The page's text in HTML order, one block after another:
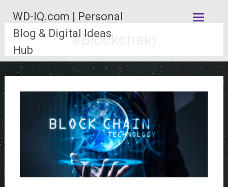
konten
WD-IQ.com | Personal
Blog & Digital Ideas
Hub
#Blockchain